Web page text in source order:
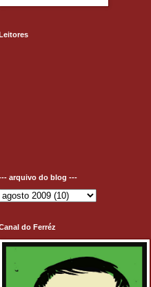
arquivo do blog ---
do Ferréz